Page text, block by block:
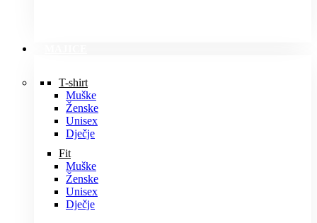
T-shirt
Muške
Ženske
Unisex
Dječje
Fit
Muške
Ženske
Unisex
Dječje